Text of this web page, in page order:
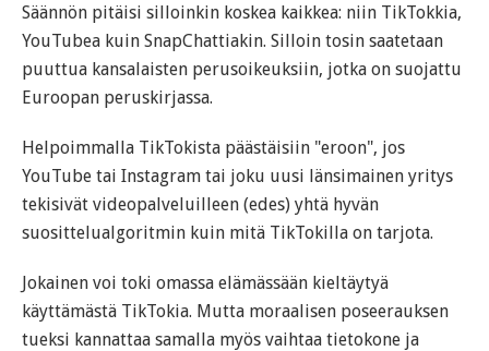
Säännön pitäisi silloinkin koskea kaikkea: niin TikTokkia,
YouTubea kuin SnapChattiakin. Silloin tosin saatetaan
puuttua kansalaisten perusoikeuksiin, jotka on suojattu
Euroopan peruskirjassa.
Helpoimmalla TikTokista päästäisiin "eroon", jos
YouTube tai Instagram tai joku uusi länsimainen yritys
tekisivät videopalveluilleen (edes) yhtä hyvän
suosittelualgoritmin kuin mitä TikTokilla on tarjota.
Jokainen voi toki omassa elämässään kieltäytyä
käyttämästä TikTokia. Mutta moraalisen poseerauksen
tueksi kannattaa samalla myös vaihtaa tietokone ja